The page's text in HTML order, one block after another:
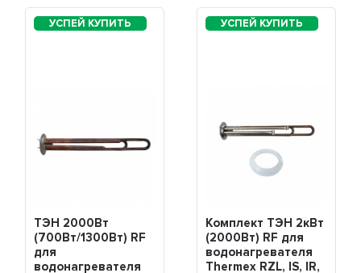
ТЭН 2000Вт
(700Вт/1300Вт) RF
для
водонагревателя
Комплект ТЭН 2кВт
(2000Вт) RF для
водонагревателя
Thermex RZL, IS, IR,